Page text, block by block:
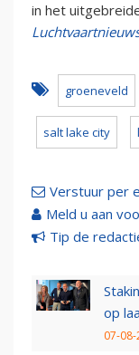
in het
groeneveld
salt lake city
Verstuur per
Meld u aan
Tip de
op
07-08-